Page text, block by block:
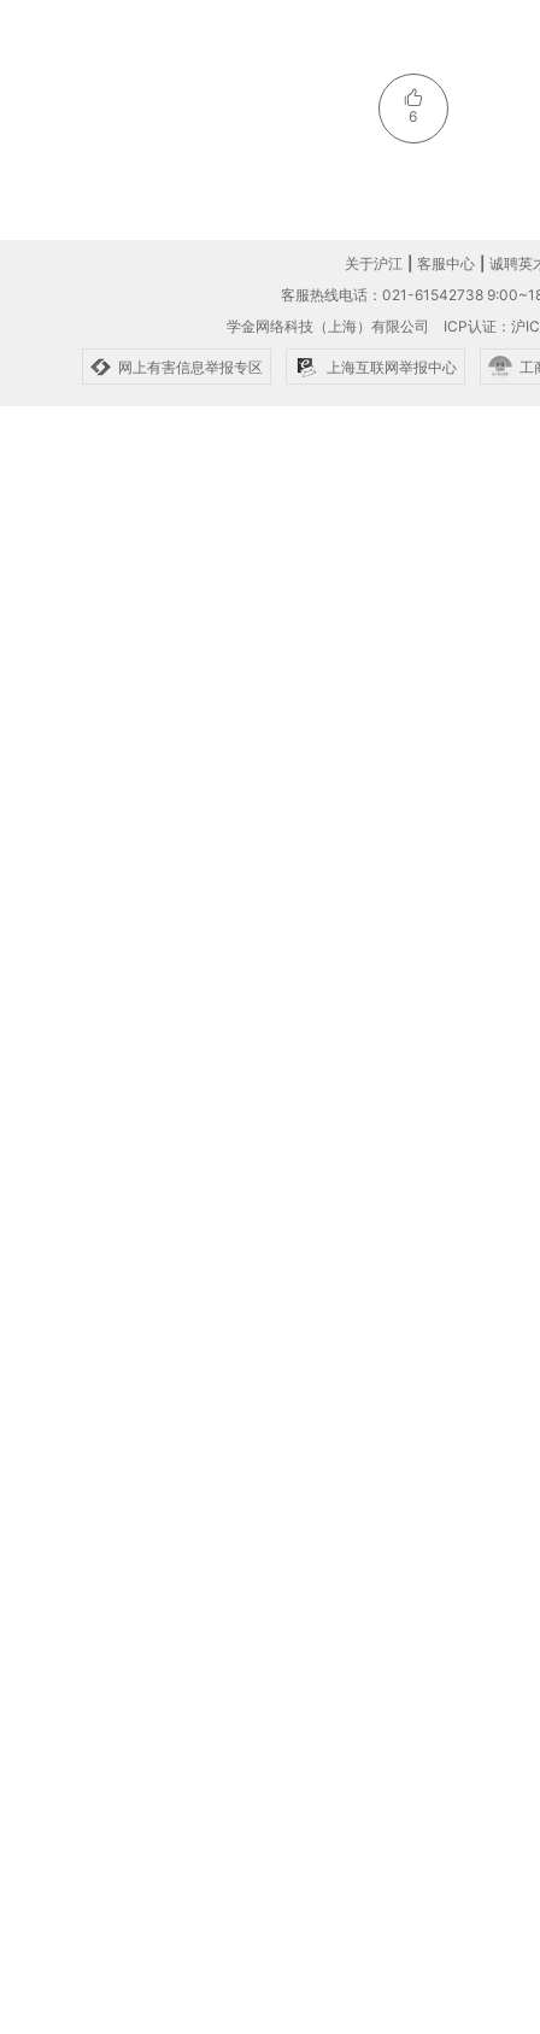
6
关于沪江 客服中心
诚聘英
客服热线电话：021-61542738
学金网络科技（上海）有限公司 ICP认证：沪
网上有害信息举报专区 上海互联网举报中心 工